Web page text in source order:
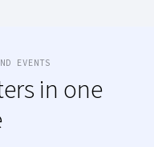
EVENTS
in one